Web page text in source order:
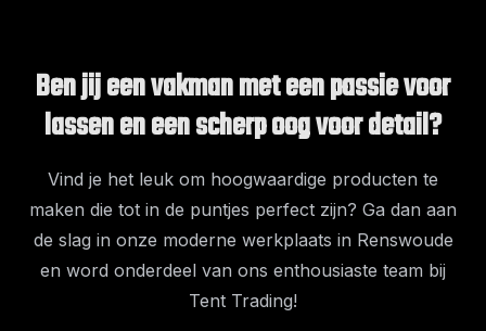
Ben jij een vakman met een passie voor
lassen en een scherp oog voor detail?
Vind je het leuk om hoogwaardige producten te
maken die tot in de puntjes perfect zijn? Ga dan aan
de slag in onze moderne werkplaats in Renswoude
en word onderdeel van ons enthousiaste team bij
Tent Trading!